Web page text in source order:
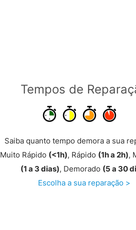
Tempos de
Saiba quanto tempo demora a sua
Muito Rápido (<1h), Rápido (1h a 2h),
(1 a 3 dias), Demorado (5 a 30
Escolha a sua reparação >